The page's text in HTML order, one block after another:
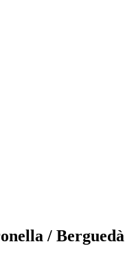
/ Berguedà